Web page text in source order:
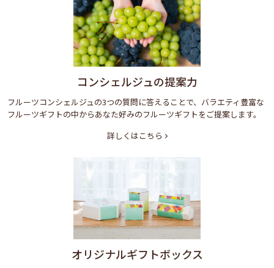
コンシェルジュの提案力
フルーツコンシェルジュの3つの質問に答えることで、バラエティ豊富な
フルーツギフトの中からあなた好みのフルーツギフトをご提案します。
詳しくはこちら
オリジナルギフトボックス